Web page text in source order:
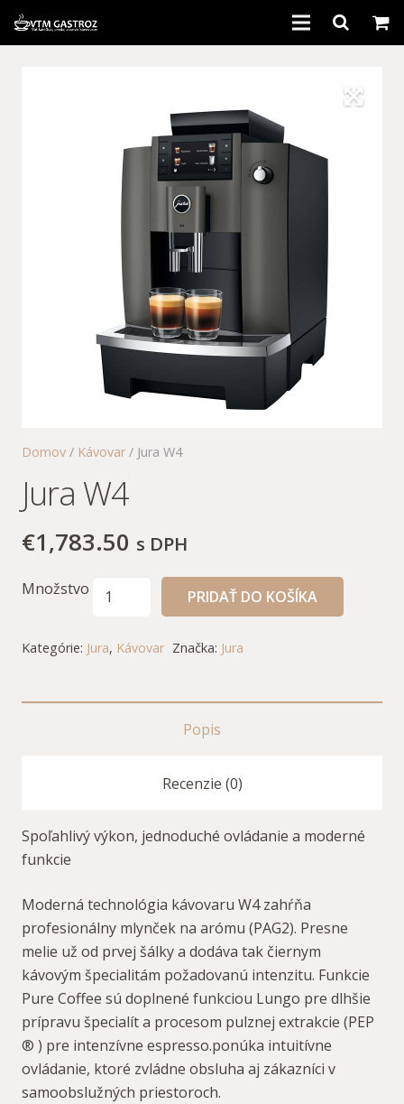
Informácie
Domov / Kávovar / Jura W4
Jura W4
€1,783.50 s DPH
Množstvo PRIDAŤ DO KOŠÍKA
Kategórie: Jura, Kávovar Značka: Jura
Popis
Recenzie (0)
Spoľahlivý výkon, jednoduché ovládanie a moderné
funkcie
Moderná technológia kávovaru W4 zahŕňa
profesionálny mlynček na arómu (PAG2). Presne
melie už od prvej šálky a dodáva tak čiernym
kávovým špecialitám požadovanú intenzitu. Funkcie
Pure Coffee sú doplnené funkciou Lungo pre dlhšie
prípravu špecialít a procesom pulznej extrakcie (PEP
® ) pre intenzívne espresso.ponúka intuitívne
ovládanie, ktoré zvládne obsluha aj zákazníci v
samoobslužných priestoroch.